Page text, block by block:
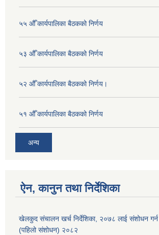
५५ औँ कार्यपालिका बैठकको निर्णय
५३ औँ कार्यपालिका बैठकको निर्णय
५२ औँ कार्यपालिका बैठकको निर्णय।
५१ औँ कार्यपालिका बैठकको निर्णय
अन्य
ऐन, कानुन तथा निर्देशिका
खेलकुद संचालन खर्च निर्देशिका, २०७८ लाई संशोधन गर्न
(पहिलो संशोधन) २०८२